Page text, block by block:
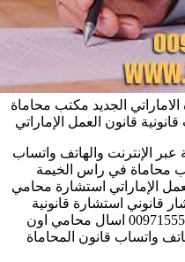
الاماراتي الجديد مكتب محاماة
قانون العمل الإماراتي
اون لاين متاح 24 ساعة عبر الإنترنت والهاتف واتساب
محاماة في راس الخيمة
الإماراتي استشارة محامي
قانوني استشارة قانونية
فورية كتب محاماة واتساب: 00971555570005 اسال محامي اون
والهاتف واتساب قانون المحاماة